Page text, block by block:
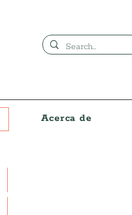
Acerca de